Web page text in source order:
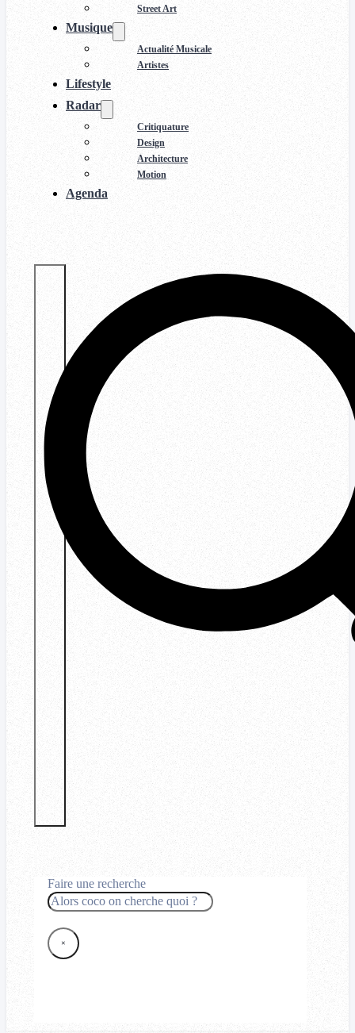
Street Art
Musique
Actualité Musicale
Artistes
Lifestyle
Radar
Critiquature
Design
Architecture
Motion
Agenda
Faire une recherche
Rechercher
×